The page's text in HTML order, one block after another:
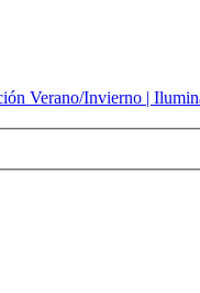
Verano/Invierno |